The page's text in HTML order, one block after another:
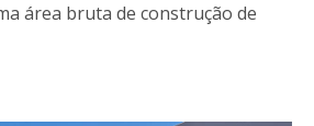
área bruta de construção de